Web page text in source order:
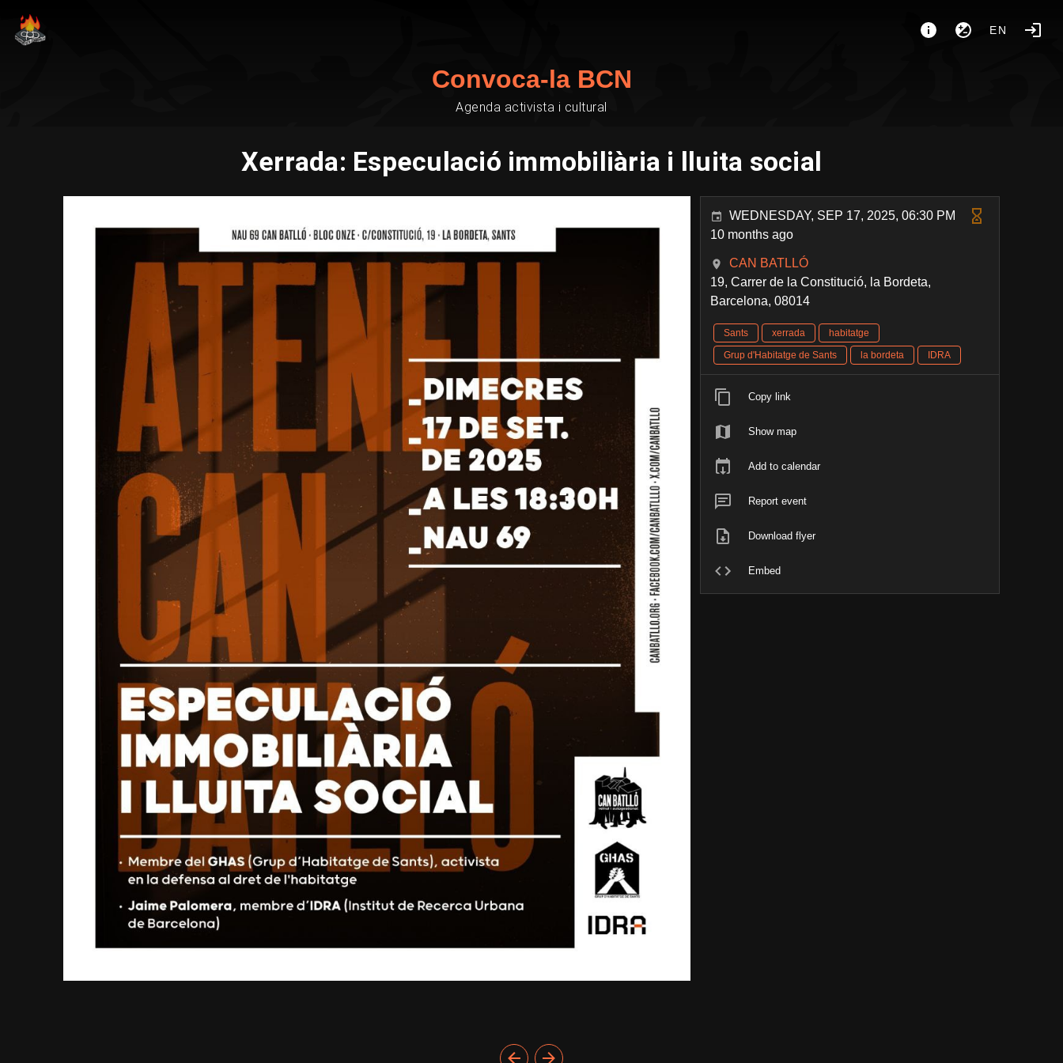
EN
Convoca-la BCN
Agenda activista i cultural
Xerrada: Especulació immobiliària i lluita social
WEDNESDAY, SEP 17, 2025, 06:30 PM
10 months ago
CAN BATLLÓ
19, Carrer de la Constitució, la Bordeta,
Barcelona, 08014
Sants xerrada
habitatge
Grup d'Habitatge de Sants
la bordeta IDRA
Copy link
Show map
Add to calendar
Report event
Download flyer
Embed